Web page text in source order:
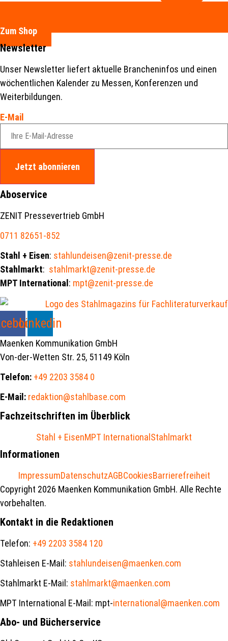
Zum Shop
Newsletter
Unser Newsletter liefert aktuelle Brancheninfos und einen
wöchentlichen Kalender zu Messen, Konferenzen und
Weiterbildungen.
E-Mail
Jetzt abonnieren
Aboservice
ZENIT Pressevertrieb GmbH
0711 82651-852
Stahl + Eisen: stahlundeisen@zenit-presse.de
Stahlmarkt: stahlmarkt@zenit-presse.de
MPT International : mpt@zenit-presse.de
Linkedin
Maenken Kommunikation GmbH
Von-der-Wetten Str. 25, 51149 Köln
Telefon: +49 2203 3584 0
E-Mail: redaktion@stahlbase.com
Fachzeitschriften im Überblick
Stahl + EisenMPT InternationalStahlmarkt
Informationen
ImpressumDatenschutzAGBCookiesBarrierefreiheit
Copyright 2026 Maenken Kommunikation GmbH. Alle Rechte
vorbehalten.
Kontakt in die Redaktionen
Telefon: +49 2203 3584 120
Stahleisen E-Mail: stahlundeisen@maenken.com
Stahlmarkt E-Mail: stahlmarkt@maenken.com
MPT International E-Mail: mpt-international@maenken.com
Abo- und Bücherservice